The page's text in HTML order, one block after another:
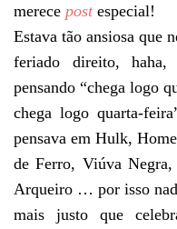
merece post especial!
Estava tão ansiosa que
feriado direito,
pensando “chega logo
chega logo quarta-
pensava em Hulk,
de Ferro, Viúva
Arqueiro … por isso
mais justo que